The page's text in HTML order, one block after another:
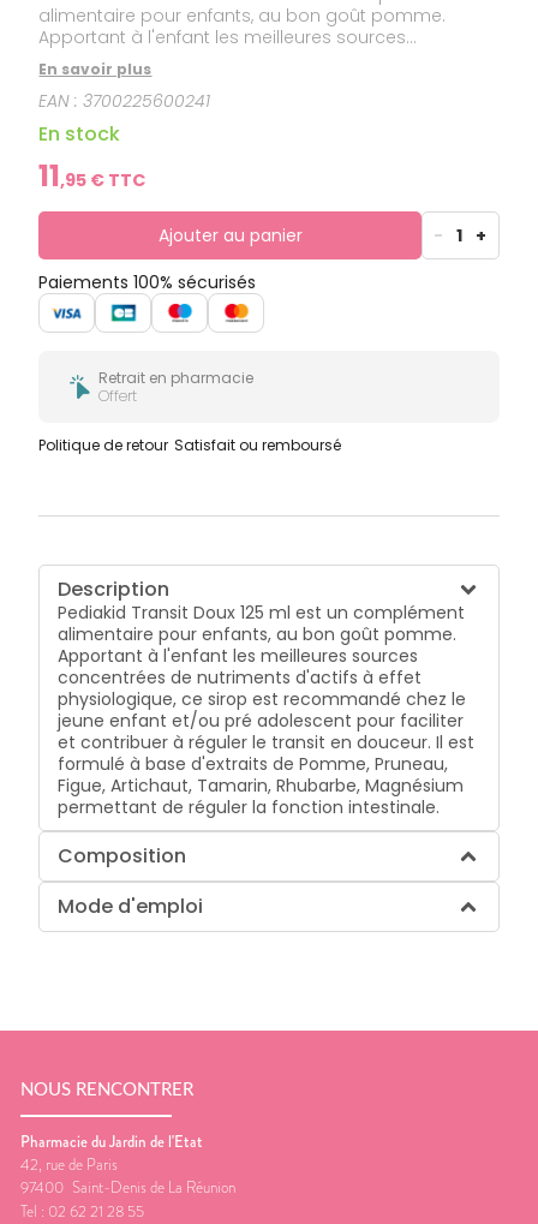
alimentaire pour enfants, au bon goût pomme.
Apportant à l'enfant les meilleures sources
concentrées de nutriments d'actifs à effet
physiologique, ce sirop est recommandé chez le
jeune enfant et/ou pré adolescent pour faciliter et
contribuer à réguler le transit en douceur. Il est
formulé à base d'extraits de Pomme, Pruneau, Figue,
Artichaut, Tamarin, Rhubarbe, Magnésium permettant
de réguler la fonction intestinale.
En savoir plus
EAN :3700225600241
En stock
11,95 € TTC
Ajouter au panier - 1 +
Paiements 100% sécurisés
Retrait en pharmacie
Offert
Politique de retour Satisfait ou remboursé
Description
Pediakid Transit Doux 125 ml est un complément
alimentaire pour enfants, au bon goût pomme.
Apportant à l'enfant les meilleures sources
concentrées de nutriments d'actifs à effet
physiologique, ce sirop est recommandé chez le
jeune enfant et/ou pré adolescent pour faciliter
et contribuer à réguler le transit en douceur. Il est
formulé à base d'extraits de Pomme, Pruneau,
Figue, Artichaut, Tamarin, Rhubarbe, Magnésium
permettant de réguler la fonction intestinale.
Composition
Mode d'emploi
NOUS RENCONTRER
Pharmacie du Jardin de l'Etat
42, rue de Paris
97400 Saint-Denis de La Réunion
Tel : 02 62 21 28 55